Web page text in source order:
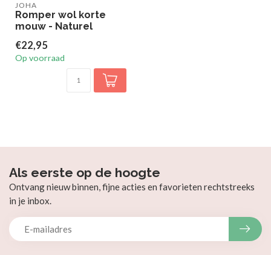
JOHA
Romper wol korte
mouw - Naturel
€22,95
Op voorraad
Als eerste op de hoogte
Ontvang nieuw binnen, fijne acties en favorieten rechtstreeks
in je inbox.